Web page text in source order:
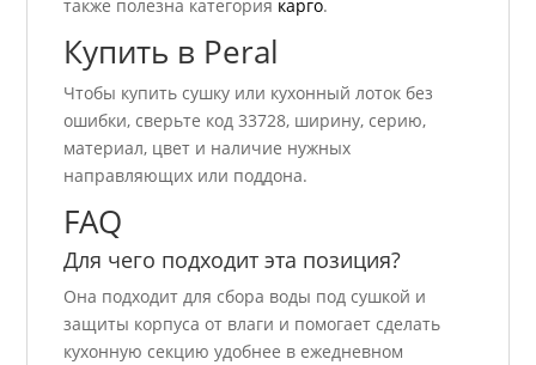
также полезна категория карго.
Купить в Peral
Чтобы купить сушку или кухонный лоток без
ошибки, сверьте код 33728, ширину, серию,
материал, цвет и наличие нужных
направляющих или поддона.
FAQ
Для чего подходит эта позиция?
Она подходит для сбора воды под сушкой и
защиты корпуса от влаги и помогает сделать
кухонную секцию удобнее в ежедневном